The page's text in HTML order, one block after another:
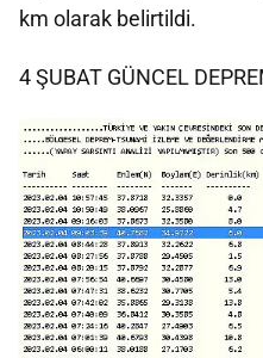
km olarak belirtildi.
4 ŞUBAT GÜNCEL